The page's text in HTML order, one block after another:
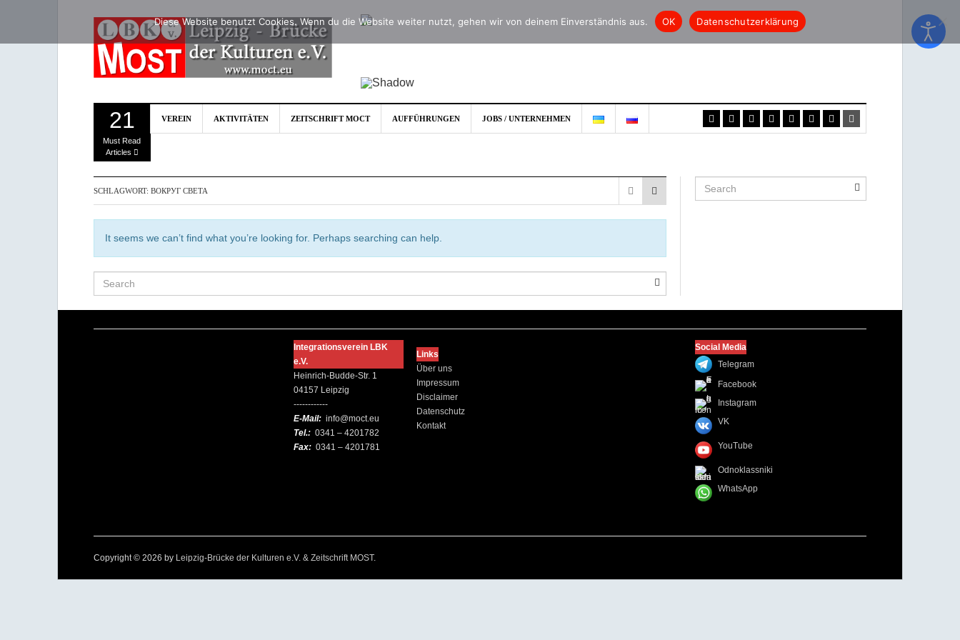
21
Must Read
Articles
VEREIN AKTIVITÄTEN ZEITSCHRIFT MOCT AUFFÜHRUNGEN JOBS / UNTERNEHMEN
SCHLAGWORT: ВОКРУГ СВЕТА
It seems we can’t find what you’re looking for. Perhaps searching can help.
Integrationsverein LBK
e.V.
Heinrich-Budde-Str. 1
04157 Leipzig
------------
E-Mail: info@moct.eu
Tel.: 0341 – 4201782
Fax: 0341 – 4201781
Links
Über uns
Impressum
Disclaimer
Datenschutz
Kontakt
Social Media
Telegram
Facebook
Instagram
VK
YouTube
Odnoklassniki
WhatsApp
Copyright © 2026 by Leipzig-Brücke der Kulturen e.V. & Zeitschrift MOST.
Diese Website benutzt Cookies. Wenn du die Website weiter nutzt, gehen wir von deinem Einverständnis aus. OK Datenschutzerklärung